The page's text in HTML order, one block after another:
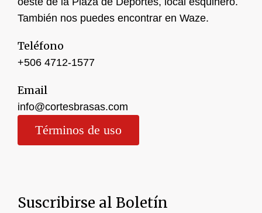
También nos puedes encontrar en Waze.
Teléfono
+506 4712-1577
Email
info@cortesbrasas.com
Términos de uso
Suscribirse al Boletín